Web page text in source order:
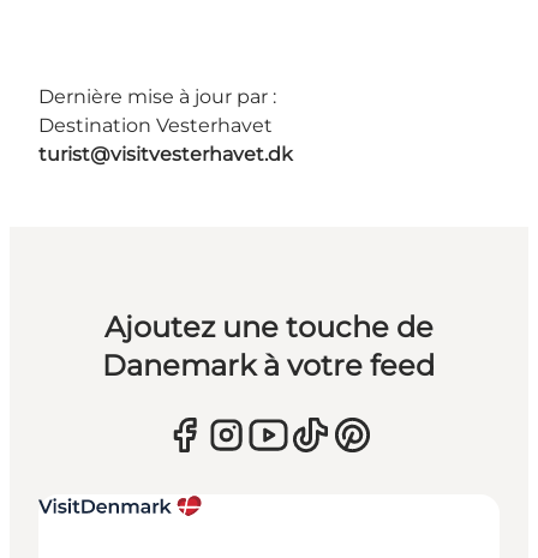
Dernière mise à jour par :
Destination Vesterhavet
turist@visitvesterhavet.dk
Ajoutez une touche de
Danemark à votre feed